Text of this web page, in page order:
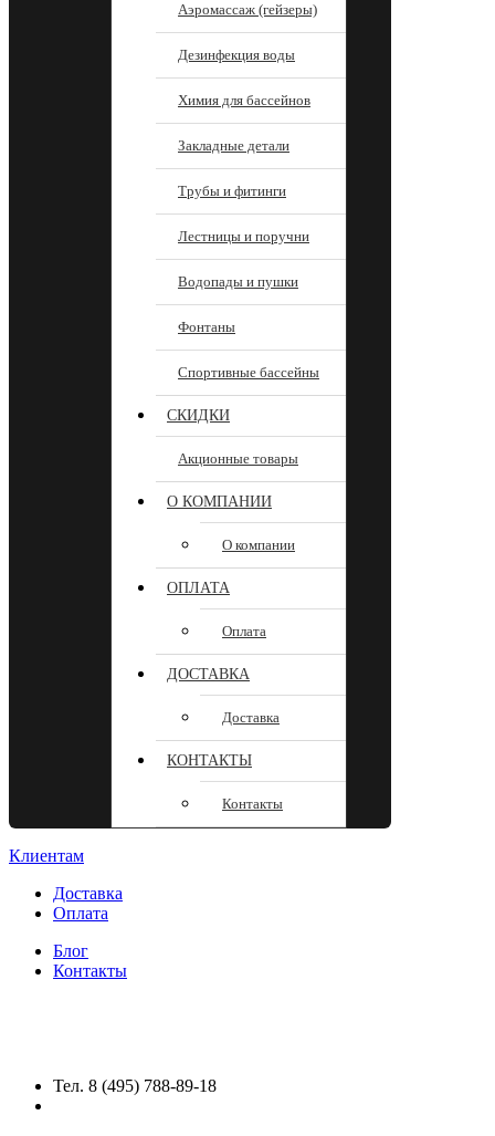
Аэромассаж (гейзеры)
Дезинфекция воды
Химия для бассейнов
Закладные детали
Трубы и фитинги
Лестницы и поручни
Водопады и пушки
Фонтаны
Спортивные бассейны
СКИДКИ
Акционные товары
О КОМПАНИИ
О компании
ОПЛАТА
Оплата
ДОСТАВКА
Доставка
КОНТАКТЫ
Контакты
Клиентам
Доставка
Оплата
Блог
Контакты
Тел. 8 (495) 788-89-18